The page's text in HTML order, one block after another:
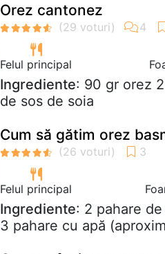
Orez cantonez
Felul principal
Ingrediente: 90 gr orez
de sos de soia
Cum să gătim orez
Felul principal
Ingrediente: 2 pahare
3 pahare cu apă